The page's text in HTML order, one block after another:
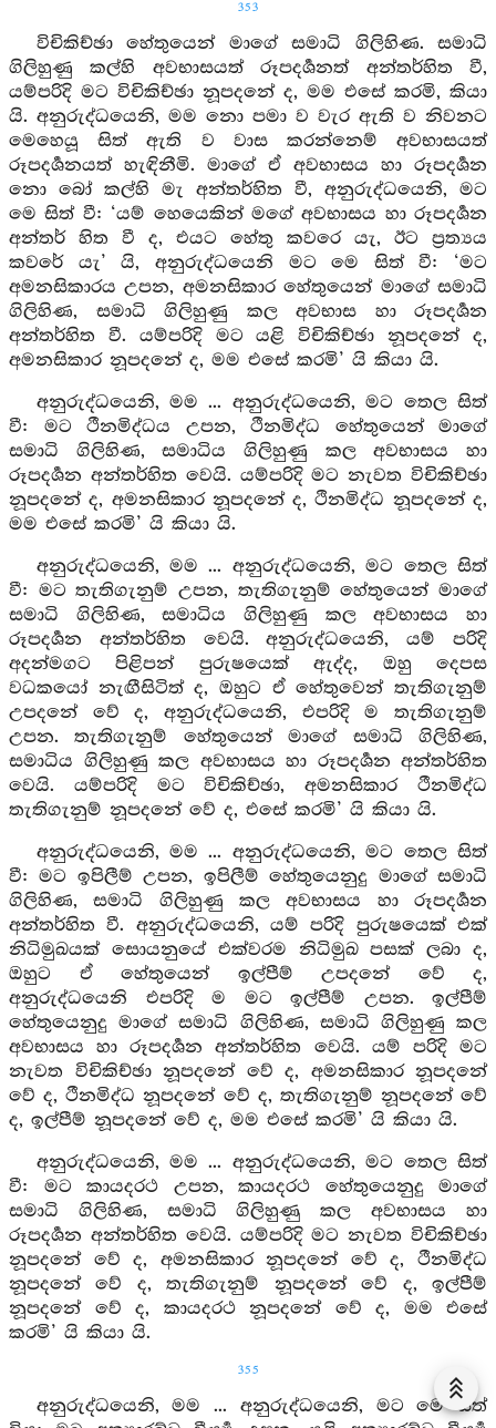
353
විචිකිච්ඡා හේතුයෙන් මාගේ සමාධි ගිලිහිණ. සමාධි
ගිලිහුණු කල්හි අවභාසයත් රූපදර්‍ශනත් අන්තර්හිත වී,
යම්පරිදි මට විචිකිච්ඡා නූපදනේ ද, මම එසේ කරමි, කියා
යි. අනුරුද්ධයෙනි, මම නො පමා ව වැර ඇති ව නිවනට
මෙහෙයූ සිත් ඇති ව වාස කරන්නෙම් අවභාසයත්
රූපදර්‍ශනයත් හැඳිනීමි. මාගේ ඒ අවභාසය හා රූපදර්‍ශන
නො බෝ කල්හි මැ අන්තර්හිත වී, අනුරුද්ධයෙනි, මට
මෙ සිත් වී: ‘යම් හෙයෙකින් මගේ අවභාසය හා රූපදර්‍ශන
අන්තර් හිත වී ද, එයට හේතු කවරෙ යැ, ඊට ප්‍රත්‍යය
කවරේ යැ’ යි, අනුරුද්ධයෙනි මට මෙ සිත් වී: ‘මට
අමනසිකාරය උපන, අමනසිකාර හේතුයෙන් මාගේ සමාධි
ගිලිහිණ, සමාධි ගිලිහුණු කල අවභාස හා රූපදර්‍ශන
අන්තර්හිත වී. යම්පරිදි මට යළි විචිකිච්ඡා නූපදනේ ද,
අමනසිකාර නූපදනේ ද, මම එසේ කරමි’ යි කියා යි.
අනුරුද්ධයෙනි, මම ... අනුරුද්ධයෙනි, මට තෙල සිත්
වී: මට ථීනමිද්ධය උපන, ථීනමිද්ධ හේතුයෙන් මාගේ
සමාධි ගිලිහිණ, සමාධිය ගිලිහුණු කල අවභාසය හා
රූපදර්‍ශන අන්තර්හිත වෙයි. යම්පරිදි මට නැවත විචිකිච්ඡා
නූපදනේ ද, අමනසිකාර නූපදනේ ද, ථිනමිද්ධ නූපදනේ ද,
මම එසේ කරමි’ යි කියා යි.
අනුරුද්ධයෙනි, මම ... අනුරුද්ධයෙනි, මට තෙල සිත්
වී: මට තැතිගැනුම් උපන, තැතිගැනුම් හේතුයෙන් මාගේ
සමාධි ගිලිහිණ, සමාධිය ගිලිහුණු කල අවභාසය හා
රූපදර්‍ශන අන්තර්හිත වෙයි. අනුරුද්ධයෙනි, යම් පරිදි
අදන්මගට පිළිපන් පුරුෂයෙක් ඇද්ද, ඔහු දෙපස
වධකයෝ නැඟීසිටිත් ද, ඔහුට ඒ හේතුවෙන් තැතිගැනුම්
උපදනේ වේ ද, අනුරුද්ධයෙනි, එපරිදි ම තැතිගැනුම්
උපන. තැතිගැනුම් හේතුයෙන් මාගේ සමාධි ගිලිහිණ,
සමාධිය ගිලිහුණු කල අවභාසය හා රූපදර්‍ශන අන්තර්හිත
වෙයි. යම්පරිදි මට විචිකිච්ඡා, අමනසිකාර ථීනමිද්ධ
තැතිගැනුම් නූපදනේ වේ ද, එසේ කරමි’ යි කියා යි.
අනුරුද්ධයෙනි, මම ... අනුරුද්ධයෙනි, මට තෙල සිත්
වී: මට ඉපිලීම් උපන, ඉපිලීම් හේතුයෙනුදු මාගේ සමාධි
ගිලිහිණ, සමාධි ගිලිහුණු කල අවභාසය හා රූපදර්‍ශන
අන්තර්හිත වී. අනුරුද්ධයෙනි, යම් පරිදි පුරුෂයෙක් එක්
නිධිමුඛයක් සොයනුයේ එක්වරම නිධිමුඛ පසක් ලබා ද,
ඔහුට ඒ හේතුයෙන් ඉල්පීම් උපදනේ වේ ද,
අනුරුද්ධයෙනි එපරිදි ම මට ඉල්පීම් උපන. ඉල්පීම්
හේතුයෙනුදු මාගේ සමාධි ගිලිහිණ, සමාධි ගිලිහුණු කල
අවභාසය හා රූපදර්‍ශන අන්තර්හිත වෙයි. යම් පරිදි මට
නැවත විචිකිච්ඡා නූපදනේ වේ ද, අමනසිකාර නූපදනේ
වේ ද, ථීනමිද්ධ නූපදනේ වේ ද, තැතිගැනුම් නූපදනේ වේ
ද, ඉල්පීම් නූපදනේ වේ ද, මම එසේ කරමි’ යි කියා යි.
අනුරුද්ධයෙනි, මම ... අනුරුද්ධයෙනි, මට තෙල සිත්
වී: මට කායදරථ උපන, කායදරථ හේතුයෙනුදු මාගේ
සමාධි ගිලිහිණ, සමාධි ගිලිහුණු කල අවභාසය හා
රූපදර්‍ශන අන්තර්හිත වෙයි. යම්පරිදි මට නැවත විචිකිච්ඡා
නූපදනේ වේ ද, අමනසිකාර නූපදනේ වේ ද, ථීනමිද්ධ
නූපදනේ වේ ද, තැතිගැනුම් නූපදනේ වේ ද, ඉල්පීම්
නූපදනේ වේ ද, කායදරථ නූපදනේ වේ ද, මම එසේ
කරමි’ යි කියා යි.
355
අනුරුද්ධයෙනි, මම ... අනුරුද්ධයෙනි, මට මෙ සිත්